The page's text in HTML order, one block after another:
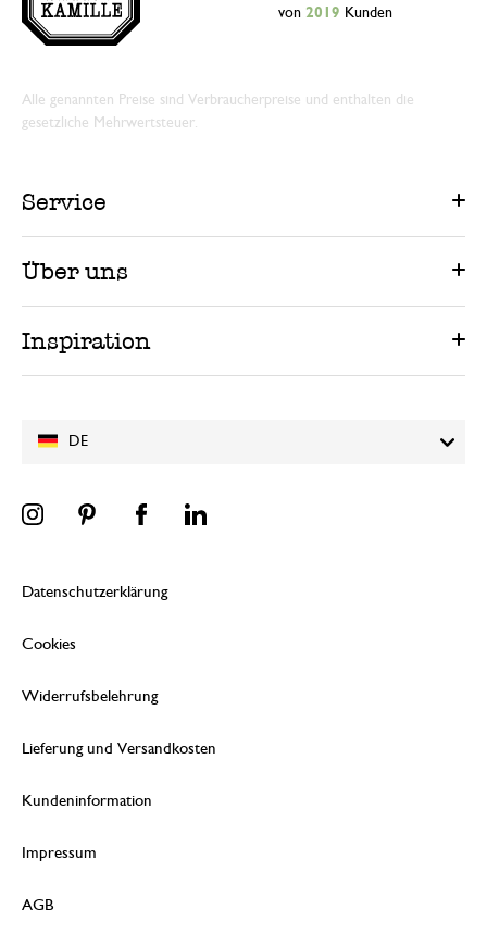
DE
von 2019 Kunden
Alle genannten Preise sind Verbraucherpreise und enthalten die
gesetzliche Mehrwertsteuer.
Service
Über uns
Inspiration
Datenschutzerklärung
Cookies
Widerrufsbelehrung
Lieferung und Versandkosten
Kundeninformation
Impressum
AGB